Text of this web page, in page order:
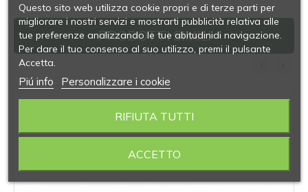
PRODOTTI SIMILI
Questo sito web utilizza cookie propri e di terze parti per
migliorare i nostri servizi e mostrarti pubblicità relativa alle
tue preferenze analizzando le tue abitudinidi navigazione.
Per dare il tuo consenso al suo utilizzo, premi il pulsante
Accetta.
Piú info Personalizzare i cookie
RIFIUTA TUTTI
ACCETTO